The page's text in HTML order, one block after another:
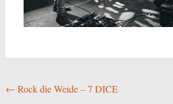
Beitragsnavigation
← Rock die Weide – 7 DICE